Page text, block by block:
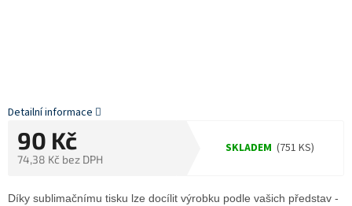
90 Kč
74,38 Kč bez DPH
SKLADEM (751 KS)
Díky sublimačnímu tisku lze docílit výrobku podle vašich představ -
Detailní informace